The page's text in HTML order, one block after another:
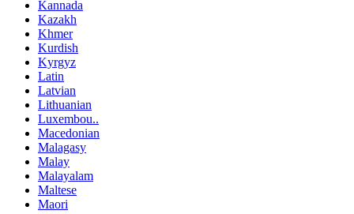
Kannada
Kazakh
Khmer
Kurdish
Kyrgyz
Latin
Latvian
Lithuanian
Luxembou..
Macedonian
Malagasy
Malay
Malayalam
Maltese
Maori